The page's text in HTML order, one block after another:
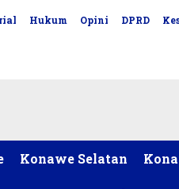
Hukum Opini DPRD
Konawe Selatan